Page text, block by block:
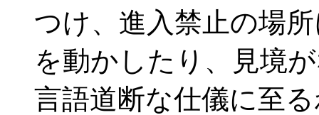
つけ、進入禁止の場
を動かしたり、見境
言語道断な仕儀に至